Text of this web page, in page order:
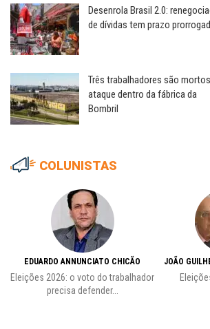
Desenrola Brasil 2.0:
de dívidas tem prazo
Três trabalhadores são
ataque dentro da fábrica da
Bombril
COLUNISTAS
EDUARDO ANNUNCIATO CHICÃO
Eleições 2026: o voto do trabalhador
precisa defender...
JOÃO